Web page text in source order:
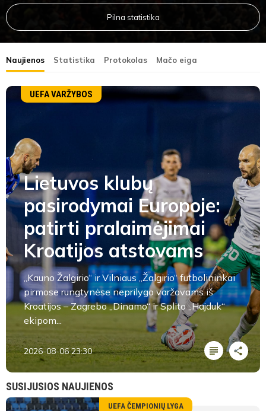
Pilna statistika
Naujienos Statistika Protokolas Mačo eiga
UEFA VARŽYBOS
Lietuvos klubų
pasirodymai Europoje:
patirti pralaimėjimai
Kroatijos atstovams
„Kauno Žalgirio“ ir Vilniaus „Žalgirio“ futbolininkai
pirmose rungtynėse neprilygo varžovams iš
Kroatijos – Zagrebo „Dinamo“ ir Splito „Hajduk“
ekipom...
2026-08-06 23:30
SUSIJUSIOS NAUJIENOS
UEFA ČEMPIONIŲ LYGA